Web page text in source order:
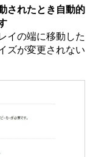
されたとき自動的
イの端に移動した
ズが変更されない